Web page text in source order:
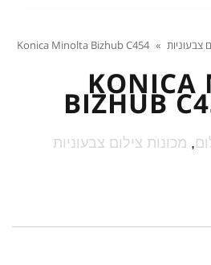
צבעוניות »
Konica Minolta Bizhub C454
KONICA
BIZHUB
, מכונות צילום צבעוניות